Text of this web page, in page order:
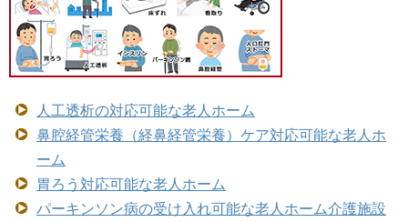
人工透析の対応可能な老人ホーム
鼻腔経管栄養（経鼻経管栄養）ケア対応可能な老人ホ
ーム
胃ろう対応可能な老人ホーム
パーキンソン病の受け入れ可能な老人ホーム介護施設